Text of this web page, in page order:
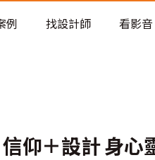
老屋預算分配與高
例 找設計師 看影音
信仰＋設計 身心